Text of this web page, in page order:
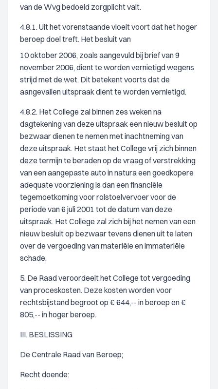
van de Wvg bedoeld zorgplicht valt.
4.8.1. Uit het vorenstaande vloeit voort dat het hoger
beroep doel treft. Het besluit van
10 oktober 2006, zoals aangevuld bij brief van 9
november 2006, dient te worden vernietigd wegens
strijd met de wet. Dit betekent voorts dat de
aangevallen uitspraak dient te worden vernietigd.
4.8.2. Het College zal binnen zes weken na
dagtekening van deze uitspraak een nieuw besluit op
bezwaar dienen te nemen met inachtneming van
deze uitspraak. Het staat het College vrij zich binnen
deze termijn te beraden op de vraag of verstrekking
van een aangepaste auto in natura een goedkopere
adequate voorziening is dan een financiële
tegemoetkoming voor rolstoelvervoer voor de
periode van 6 juli 2001 tot de datum van deze
uitspraak. Het College zal zich bij het nemen van een
nieuw besluit op bezwaar tevens dienen uit te laten
over de vergoeding van materiële en immateriële
schade.
5. De Raad veroordeelt het College tot vergoeding
van proceskosten. Deze kosten worden voor
rechtsbijstand begroot op € 644,-- in beroep en €
805,-- in hoger beroep.
III. BESLISSING
De Centrale Raad van Beroep;
Recht doende: